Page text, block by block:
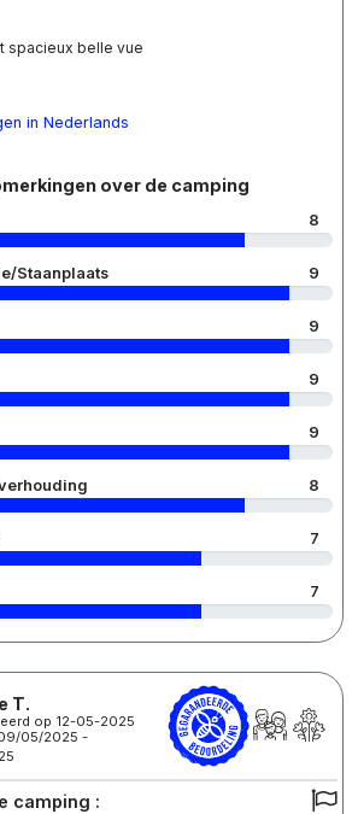
spacieux belle vue
in Nederlands
over de camping
8
Staanplaats 9
9
9
9
8
7
7
T.
op 12-05-2025
05/2025 -
camping :